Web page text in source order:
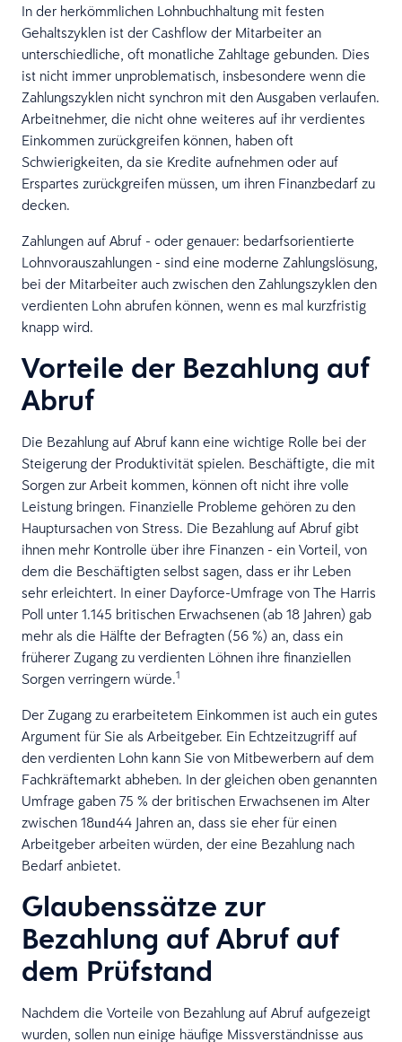
In der herkömmlichen Lohnbuchhaltung mit festen
Gehaltszyklen ist der Cashflow der Mitarbeiter an
unterschiedliche, oft monatliche Zahltage gebunden. Dies
ist nicht immer unproblematisch, insbesondere wenn die
Zahlungszyklen nicht synchron mit den Ausgaben verlaufen.
Arbeitnehmer, die nicht ohne weiteres auf ihr verdientes
Einkommen zurückgreifen können, haben oft
Schwierigkeiten, da sie Kredite aufnehmen oder auf
Erspartes zurückgreifen müssen, um ihren Finanzbedarf zu
decken.
Zahlungen auf Abruf - oder genauer: bedarfsorientierte
Lohnvorauszahlungen - sind eine moderne Zahlungslösung,
bei der Mitarbeiter auch zwischen den Zahlungszyklen den
verdienten Lohn abrufen können, wenn es mal kurzfristig
knapp wird.
Vorteile der Bezahlung auf
Abruf
Die Bezahlung auf Abruf kann eine wichtige Rolle bei der
Steigerung der Produktivität spielen. Beschäftigte, die mit
Sorgen zur Arbeit kommen, können oft nicht ihre volle
Leistung bringen. Finanzielle Probleme gehören zu den
Hauptursachen von Stress. Die Bezahlung auf Abruf gibt
ihnen mehr Kontrolle über ihre Finanzen - ein Vorteil, von
dem die Beschäftigten selbst sagen, dass er ihr Leben
sehr erleichtert. In einer Dayforce-Umfrage von The Harris
Poll unter 1.145 britischen Erwachsenen (ab 18 Jahren) gab
mehr als die Hälfte der Befragten (56 %) an, dass ein
früherer Zugang zu verdienten Löhnen ihre finanziellen
Sorgen verringern würde.1
Der Zugang zu erarbeitetem Einkommen ist auch ein gutes
Argument für Sie als Arbeitgeber. Ein Echtzeitzugriff auf
den verdienten Lohn kann Sie von Mitbewerbern auf dem
Fachkräftemarkt abheben. In der gleichen oben genannten
Umfrage gaben 75 % der britischen Erwachsenen im Alter
zwischen 18und44 Jahren an, dass sie eher für einen
Arbeitgeber arbeiten würden, der eine Bezahlung nach
Bedarf anbietet.
Glaubenssätze zur
Bezahlung auf Abruf auf
dem Prüfstand
Nachdem die Vorteile von Bezahlung auf Abruf aufgezeigt
wurden, sollen nun einige häufige Missverständnisse aus